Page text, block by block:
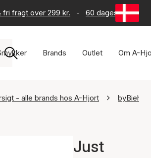
fri fragt over 299 kr. - 60 dages returret
Brands Outlet Om A-
- alle brands hos A-Hjort byBiehl
Just